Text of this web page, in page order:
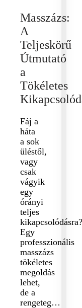
Masszázs:
A
Teljeskörű
Útmutató
a
Tökéletes
Fáj a
háta
a sok
üléstől,
vagy
csak
vágyik
egy
órányi
teljes
kikapcsolódásra?
Egy
professzionális
masszázs
tökéletes
megoldás
lehet,
de a
rengeteg…